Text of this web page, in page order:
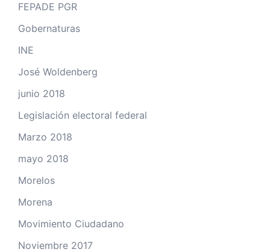
FEPADE PGR
Gobernaturas
INE
José Woldenberg
junio 2018
Legislación electoral federal
Marzo 2018
mayo 2018
Morelos
Morena
Movimiento Ciudadano
Noviembre 2017